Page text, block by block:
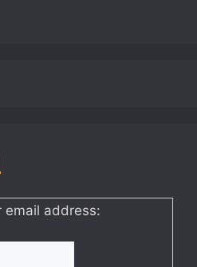
email address: